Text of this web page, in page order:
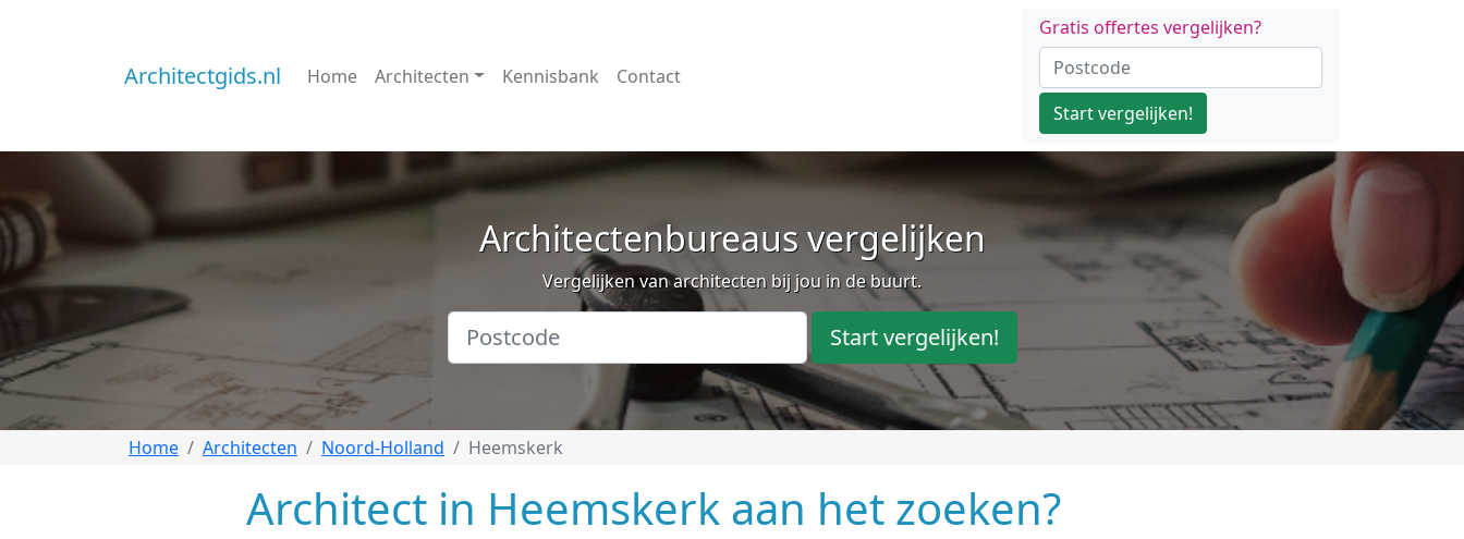
Architectgids.nl Home Architecten Kennisbank Contact
Gratis offertes vergelijken?
Start vergelijken!
Architectenbureaus vergelijken
Vergelijken van architecten bij jou in de buurt.
Start vergelijken!
Home Architecten Noord-Holland Heemskerk
Architect in Heemskerk aan het zoeken?